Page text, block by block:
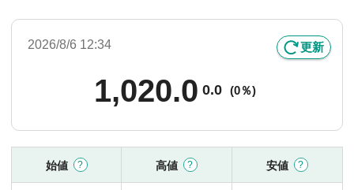
2026/8/6 12:34 更新
1,020.0 0.0 (0％)
始値 高値 安値